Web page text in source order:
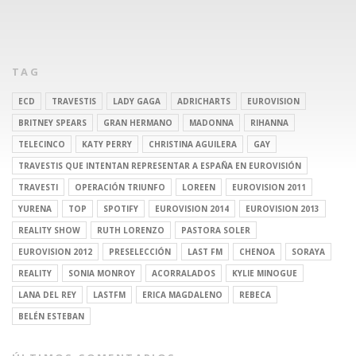
TAG
ECD TRAVESTIS LADY GAGA ADRICHARTS
EUROVISION
BRITNEY SPEARS
GRAN HERMANO MADONNA
RIHANNA
TELECINCO
KATY PERRY CHRISTINA AGUILERA
GAY
TRAVESTIS QUE INTENTAN REPRESENTAR A ESPAÑA EN EUROVISIÓN
TRAVESTI
OPERACIÓN TRIUNFO LOREEN
EUROVISION 2011
YURENA
TOP SPOTIFY EUROVISION 2014
EUROVISION 2013
REALITY SHOW
RUTH LORENZO
PASTORA SOLER
EUROVISION 2012
PRESELECCIÓN LAST FM CHENOA
SORAYA
REALITY
SONIA MONROY ACORRALADOS
KYLIE MINOGUE
LANA DEL REY
LASTFM ERICA MAGDALENO
REBECA
BELÉN ESTEBAN